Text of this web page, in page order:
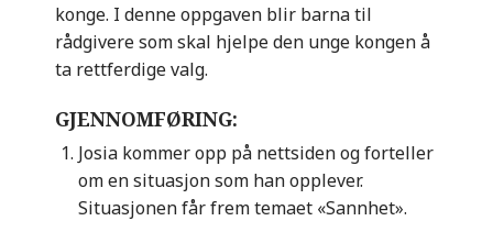
konge. I denne oppgaven blir barna til
rådgivere som skal hjelpe den unge kongen å
ta rettferdige valg.
GJENNOMFØRING:
Josia kommer opp på nettsiden og forteller
om en situasjon som han opplever.
Situasjonen får frem temaet «Sannhet».